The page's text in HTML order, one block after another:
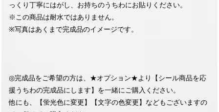
っくり丁寧にはがし、お持ちのうちわにお貼りください。
※この商品は耐水ではありません。
※写真はあくまで完成品のイメージです。
◎完成品をご希望の方は、★オプション★より【シール商品を応
援うちわの完成品にします】を一緒にご購入ください。
他にも、【蛍光色に変更】【文字の色変更】などもございますの